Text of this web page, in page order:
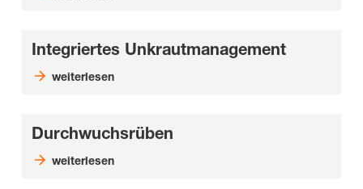
Integriertes Unkrautmanagement
weiterlesen
Durchwuchsrüben
weiterlesen